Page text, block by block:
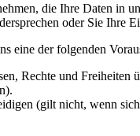
die Ihre Daten in
oder Sie Ihre
eine der folgenden
Rechte und
(gilt nicht, wenn